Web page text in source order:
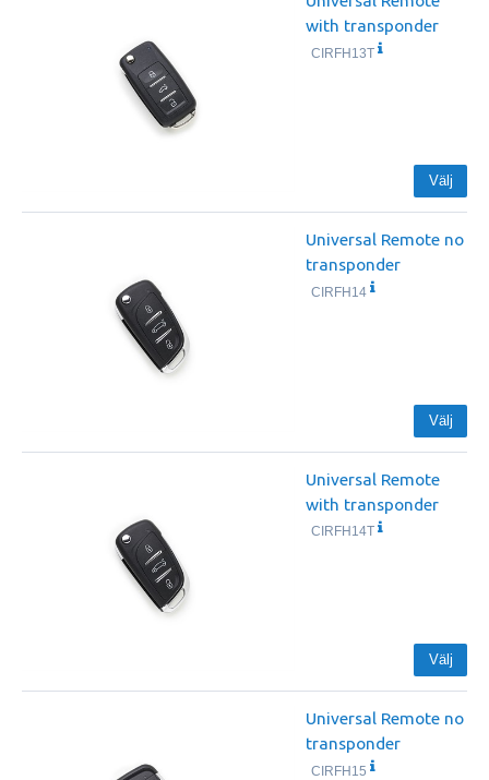
with transponder
CIRFH13T
Välj
Universal Remote no
transponder
CIRFH14
Välj
Universal Remote
with transponder
CIRFH14T
Välj
Universal Remote no
transponder
CIRFH15